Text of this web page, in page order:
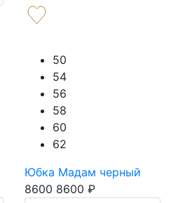
50
54
56
58
60
62
Юбка Мадам черный
8600 8600 ₽